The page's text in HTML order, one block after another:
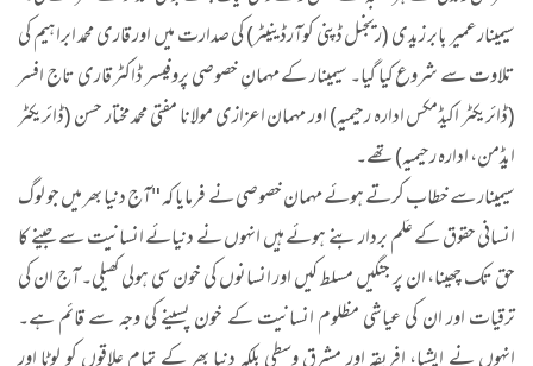
سیمینارعمیر بابر زیدی (ریجنل ڈپنی کوآرڈینیٹر) کی صدارت میں اور قاری محمد ابراہیم کی
تلاوت سے شروع کیا گیا۔ سیمینار کے مہمانِ خصوصی پروفیسر ڈاکٹر قاری تاج افسر
(ڈائریکٹر اکیڈمکس ادارہ رحیمیہ) اور مہمان اعزازی مولانا مفتی محمد مختار حسن (ڈائریکٹر
ایڈمن، ادارہ رحیمیہ) تھے۔
سیمینار سے خطاب کرتے ہوئے مہمان خصوصی نے فرمایا کہ "آج دنیا بھر میں جو لوگ
انسانی حقوق کے عَلم بردار بنے ہوئے ہیں انہوں نے دنیائے انسانیت سے جینے کا
حق تک چھینا، ان پر جنگیں مسلط کیں اور انسانوں کی خون سی ہولی کھیلی۔ آج ان کی
ترقیات اور ان کی عیاشی مظلوم انسانیت کے خون پسینے کی وجہ سے قائم ہے۔